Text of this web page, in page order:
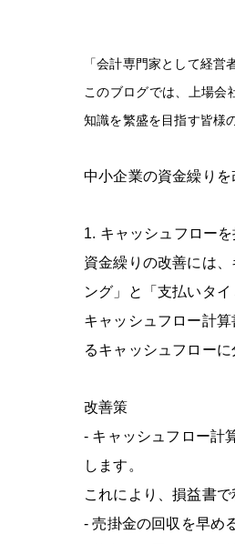
「会計専門家として経営
このブログでは、上場会
知識を繁盛を目指す皆様
中小企業の資金繰り
1. キャッシュフロー
資金繰りの改善には
ング」と「支払いタイ
キャッシュフロー計
るキャッシュフローに
改善策
- キャッシュフロー計
します。
これにより、損益書
-売掛金の回収を早め